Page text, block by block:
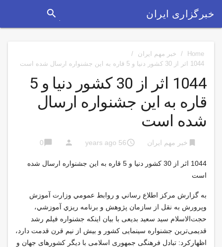
خبرگزاری ایران search
Home
/ خبر مهم ایران
/
1044 اثر از 30 کشور دنیا و 5 قاره به این جشنواره ارسال شده است
1044 اثر از 30 کشور دنیا و 5
قاره به این جشنواره ارسال
شده است
bookmark خبر مهم ایران access_time
56 years ago
person
chat_bubble
0
1044 اثر از 30 کشور دنیا و 5 قاره به این جشنواره ارسال شده
است
به گزارش مركز اطلاع رساني و روابط عمومي وزارت آموزش
وپرورش به نقل از سازمان پژوهش و برنامه ريزي آموزشي،
‌حجت‌الاسلام سید سعید بدیعی با بیان اینکه جشنواره فیلم رشد
قدیمی‌ترین جشنواره سینمایی کشور و بیش از نیم قرن قدمت دارد،
اظهاركرد: تبادل فرهنگی جمهوری اسلامی با دیگر کشورهای جهان و